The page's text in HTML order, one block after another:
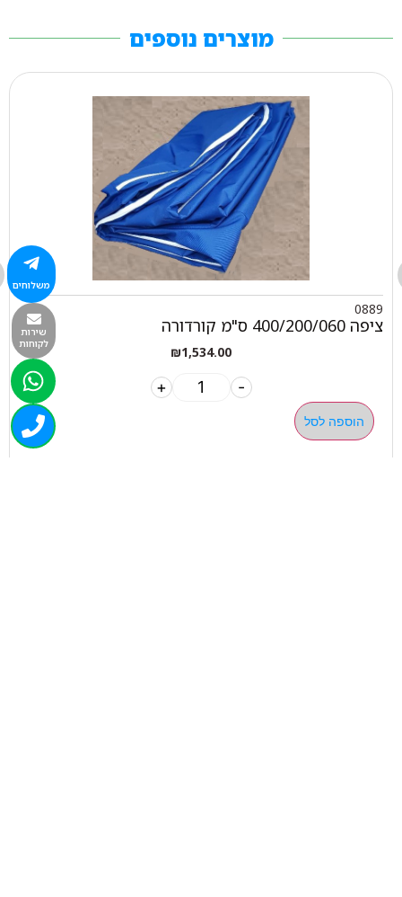
מוצרים נוספים
0889
ציפה 400/200/060 ס"מ קורדורה
₪1,534.00
-
+
הוספה לסל
משלוחים
שירות
לקוחות